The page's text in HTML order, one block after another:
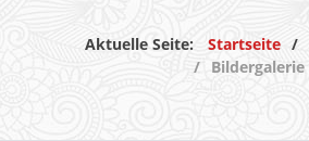
Aktuelle Seite: Startseite
Bildergalerie